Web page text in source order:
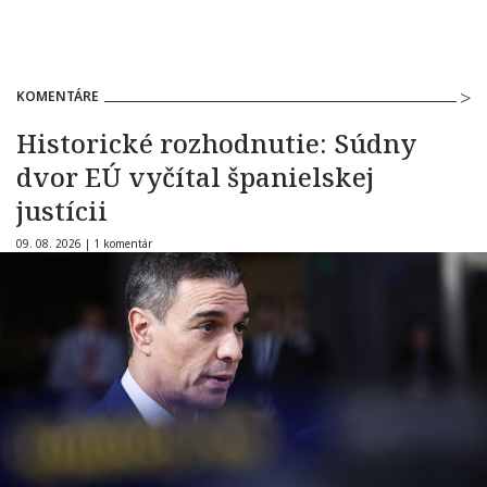
KOMENTÁRE
Historické rozhodnutie: Súdny
dvor EÚ vyčítal španielskej
justícii
09. 08. 2026 | 1 komentár